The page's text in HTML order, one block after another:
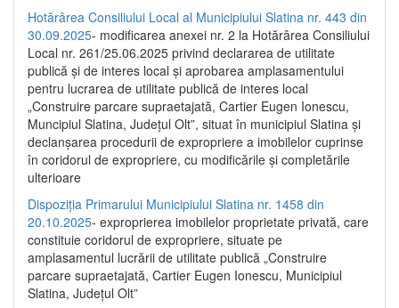
Hotărârea Consiliului Local al Municipiului Slatina nr. 443 din
30.09.2025- modificarea anexei nr. 2 la Hotărârea Consiliului
Local nr. 261/25.06.2025 privind declararea de utilitate
publică şi de interes local şi aprobarea amplasamentului
pentru lucrarea de utilitate publică de interes local
„Construire parcare supraetajată, Cartier Eugen Ionescu,
Muncipiul Slatina, Judeţul Olt”, situat în municipiul Slatina şi
declanşarea procedurii de expropriere a imobilelor cuprinse
în coridorul de expropriere, cu modificările şi completările
ulterioare
Dispoziția Primarului Municipiului Slatina nr. 1458 din
20.10.2025- exproprierea imobilelor proprietate privată, care
constituie coridorul de expropriere, situate pe
amplasamentul lucrării de utilitate publică „Construire
parcare supraetajată, Cartier Eugen Ionescu, Municipiul
Slatina, Județul Olt”